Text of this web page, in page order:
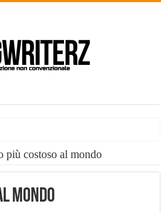
social e perché il suo nome è
Leadify.cloud tra le migliori
più costoso al mondo
mondo